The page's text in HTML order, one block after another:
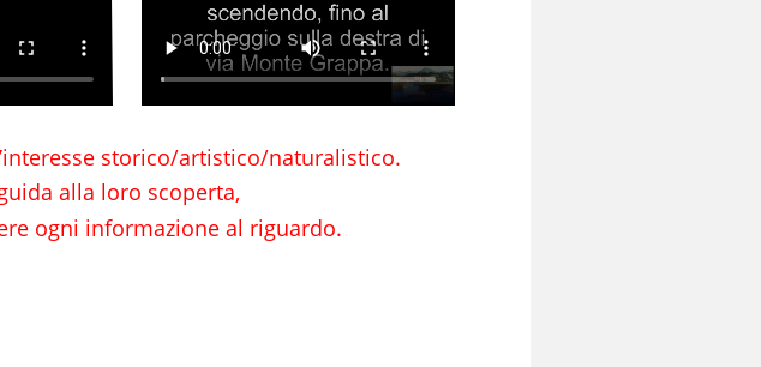
storico/artistico/naturalistico.
alla loro scoperta,
ogni informazione al riguardo.